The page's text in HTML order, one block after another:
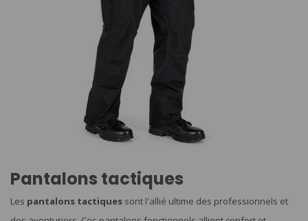
Pantalons tactiques
Les pantalons tactiques sont l'allié ultime des professionnels et